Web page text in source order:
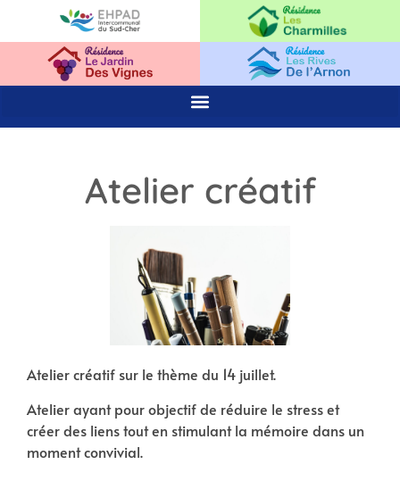
Atelier créatif
Atelier créatif sur le thème du 14 juillet.
Atelier ayant pour objectif de réduire le stress et
créer des liens tout en stimulant la mémoire dans un
moment convivial.